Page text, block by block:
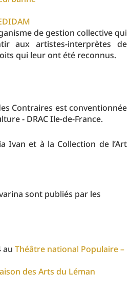
de gestion collective qui
aux artistes-interprètes de
qui leur ont été reconnus.
Contraires est conventionnée
- DRAC Ile-de-France.
Ivan et à la Collection de l’Art
sont publiés par les
au Théâtre national Populaire –
des Arts du Léman